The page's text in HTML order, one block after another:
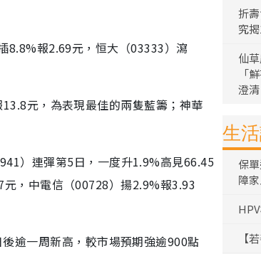
8.8%報2.69元，恒大（03333）瀉
元，為表現最佳的兩隻藍籌；神華
）連彈第5日，一度升1.9%高見66.45
，中電信（00728）揚2.9%報3.93
逾一周新高，較市場預期強逾900點
折
究
仙
「
澄
生
保
障
【